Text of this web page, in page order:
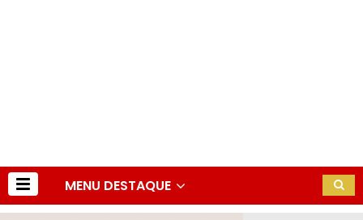
MENU DESTAQUE